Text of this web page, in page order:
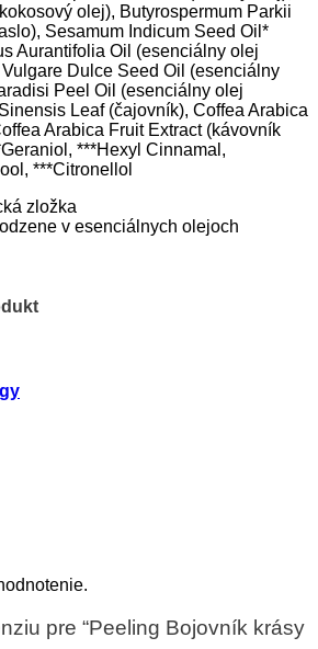
olej), Butyrospermum Parkii
Sesamum Indicum Seed Oil*
Aurantifolia Oil (esenciálny olej
Dulce Seed Oil (esenciálny
Peel Oil (esenciálny olej
Leaf (čajovník), Coffea Arabica
Arabica Fruit Extract (kávovník
***Hexyl Cinnamal,
***Citronellol
zložka
v esenciálnych olejoch
pre “Peeling Bojovník krásy